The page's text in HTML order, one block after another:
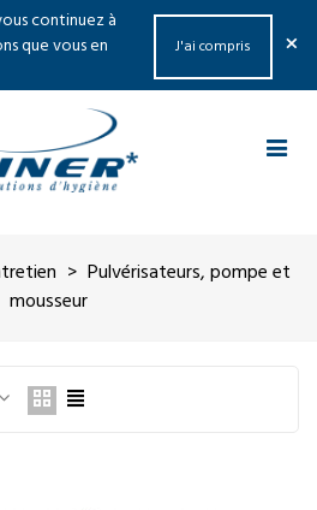
continuez à
que vous en
J'ai compris ×
> Pulvérisateurs, pompe et
mousseur